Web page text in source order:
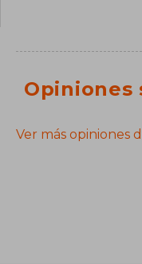
Opiniones
Ver más opiniones